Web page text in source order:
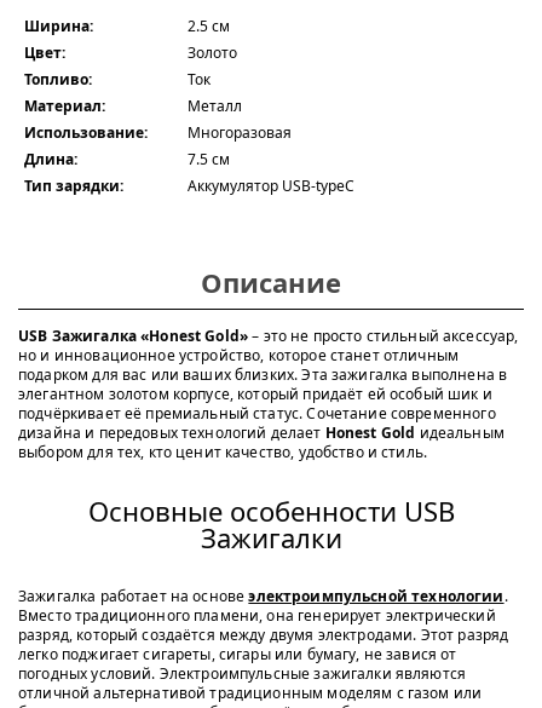
Ширина:
2.5 см
Цвет:
Золото
Топливо:
Ток
Материал:
Металл
Использование:
Многоразовая
Длина:
7.5 см
Тип зарядки:
Аккумулятор USB-typeC
Описание
USB Зажигалка «Honest Gold»– это не просто стильный аксессуар,
но и инновационное устройство, которое станет отличным
подарком для вас или ваших близких. Эта зажигалка выполнена в
элегантном золотом корпусе, который придаёт ей особый шик и
подчёркивает её премиальный статус. Сочетание современного
дизайна и передовых технологий делает Honest Gold идеальным
выбором для тех, кто ценит качество, удобство и стиль.
Основные особенности USB
Зажигалки
Зажигалка работает на основеэлектроимпульсной технологии.
Вместо традиционного пламени, она генерирует электрический
разряд, который создаётся между двумя электродами. Этот разряд
легко поджигает сигареты, сигары или бумагу, не завися от
погодных условий. Электроимпульсные зажигалки являются
отличной альтернативой традиционным моделям с газом или